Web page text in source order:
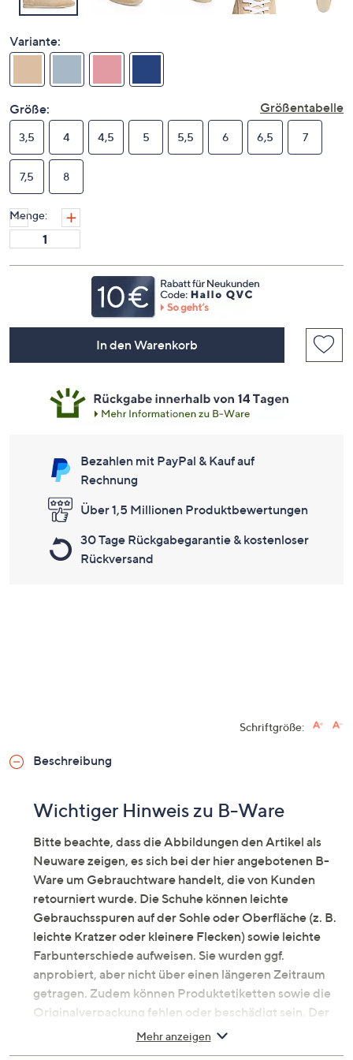
Variante:
Größe: Größentabelle
3,5 4 4,5 5 5,5 6 6,5 7
7,5 8
Menge:
In den Warenkorb
Bezahlen mit PayPal & Kauf auf
Rechnung
Über 1,5 Millionen Produktbewertungen
30 Tage Rückgabegarantie & kostenloser
Rückversand
Schriftgröße:
Beschreibung
Wichtiger Hinweis zu B-Ware
Bitte beachte, dass die Abbildungen den Artikel als
Neuware zeigen, es sich bei der hier angebotenen B-
Ware um Gebrauchtware handelt, die von Kunden
retourniert wurde. Die Schuhe können leichte
Gebrauchsspuren auf der Sohle oder Oberfläche (z. B.
leichte Kratzer oder kleinere Flecken) sowie leichte
Farbunterschiede aufweisen. Sie wurden ggf.
anprobiert, aber nicht über einen längeren Zeitraum
getragen. Zudem können Produktetiketten sowie die
Originalverpackung fehlen oder beschädigt sein. Der
Artikel kann sich ggfs. in einer neutralen
Mehr anzeigen